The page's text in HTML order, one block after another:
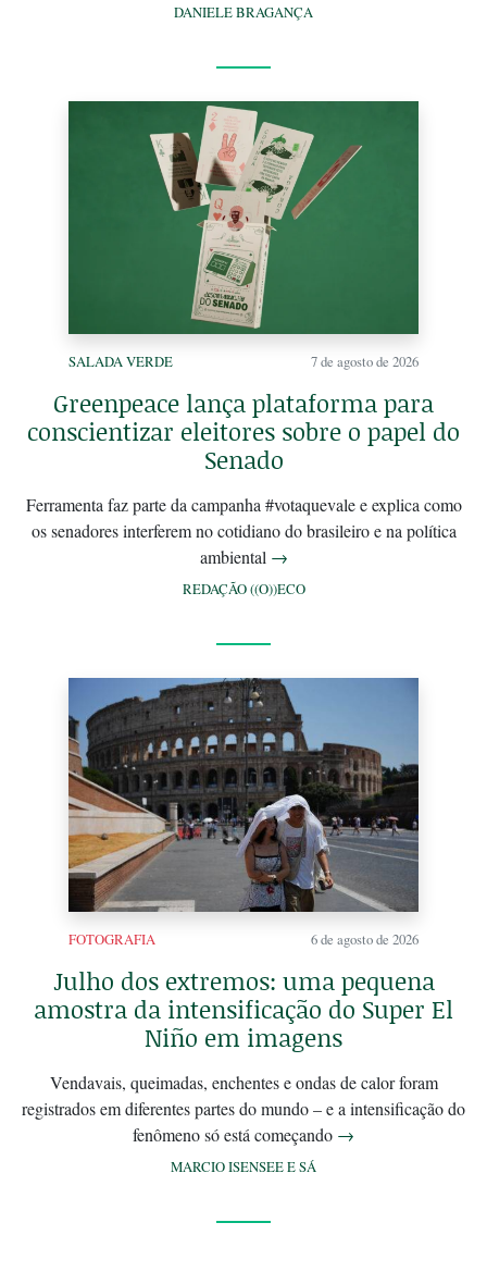
DANIELE BRAGANÇA
SALADA VERDE 7 de agosto de 2026
Greenpeace lança plataforma para
conscientizar eleitores sobre o papel do
Senado
Ferramenta faz parte da campanha #votaquevale e explica como
os senadores interferem no cotidiano do brasileiro e na política
ambiental →
REDAÇÃO ((O))ECO
FOTOGRAFIA 6 de agosto de 2026
Julho dos extremos: uma pequena
amostra da intensificação do Super El
Niño em imagens
Vendavais, queimadas, enchentes e ondas de calor foram
registrados em diferentes partes do mundo – e a intensificação do
fenômeno só está começando →
MARCIO ISENSEE E SÁ